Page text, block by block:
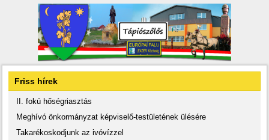
Friss hírek
II. fokú hőségriasztás
Meghívó önkormányzat képviselő-testületének ülésére
Takarékoskodjunk az ivóvízzel